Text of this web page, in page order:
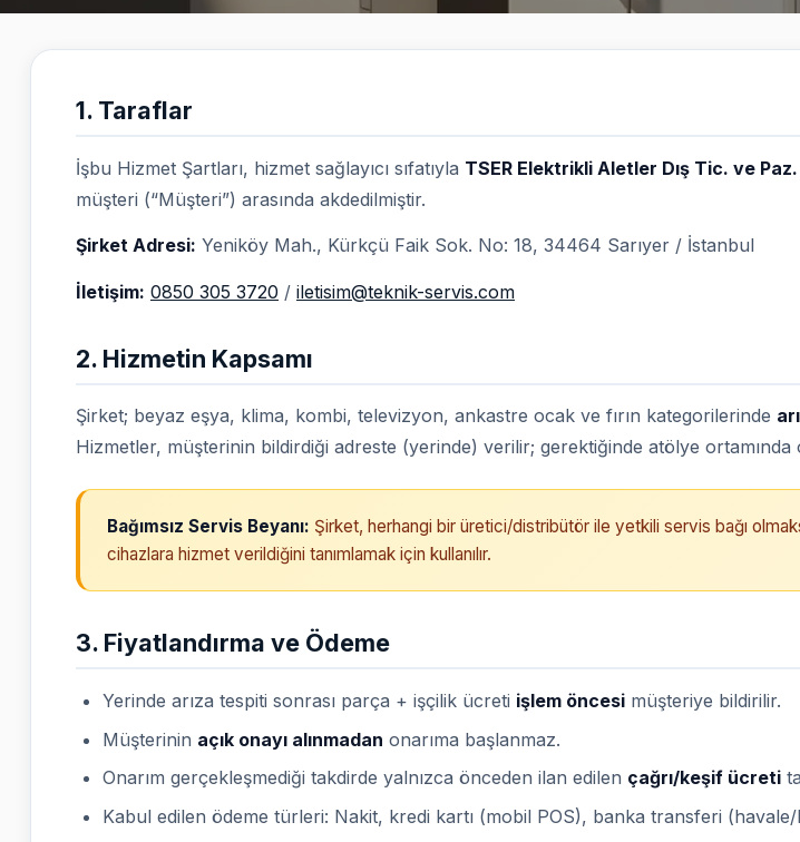
1. Taraflar
İşbu Hizmet Şartları, hizmet sağlayıcı sıfatıyla TSER Elektrikli Aletler Dış Tic. ve
müşteri (“Müşteri”) arasında akdedilmiştir.
Şirket Adresi: Yeniköy Mah., Kürkçü Faik Sok. No: 18, 34464 Sarıyer / İstanbul
İletişim: 0850 305 3720 / iletisim@teknik-servis.com
2. Hizmetin Kapsamı
Şirket; beyaz eşya, klima, kombi, televizyon, ankastre ocak ve fırın kategorilerinde
Hizmetler, müşterinin bildirdiği adreste (yerinde) verilir; gerektiğinde atölye ortamında
Bağımsız Servis Beyanı: Şirket, herhangi bir üretici/distribütör ile yetkili servis bağı
cihazlara hizmet verildiğini tanımlamak için kullanılır.
3. Fiyatlandırma ve Ödeme
Yerinde arıza tespiti sonrası parça + işçilik ücreti işlem öncesi müşteriye bildirilir.
Müşterinin açık onayı alınmadan onarıma başlanmaz.
Onarım gerçekleşmediği takdirde yalnızca önceden ilan edilen çağrı/keşif ücreti
Kabul edilen ödeme türleri: Nakit, kredi kartı (mobil POS), banka transferi (havale/